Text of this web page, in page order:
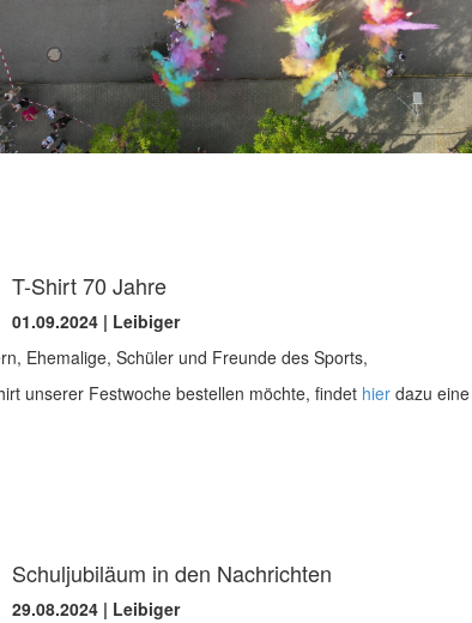
T-Shirt 70 Jahre
01.09.2024 | Leibiger
Ehemalige, Schüler und Freunde des Sports,
unserer Festwoche bestellen möchte, findet hierdazu eine
Schuljubiläum in den Nachrichten
29.08.2024 | Leibiger